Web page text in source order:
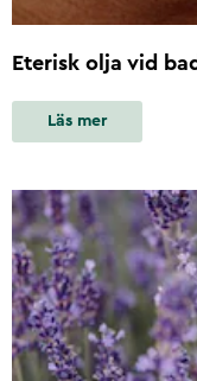
Eterisk olja vid
Läs mer